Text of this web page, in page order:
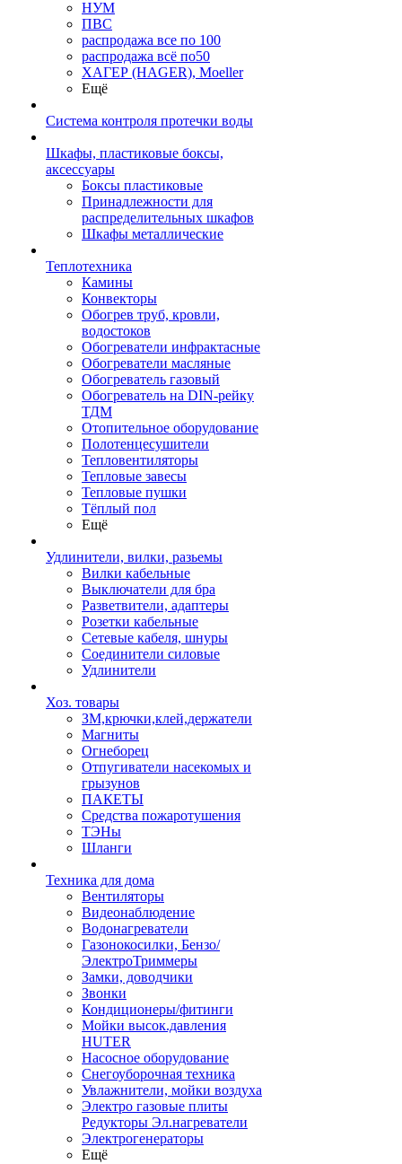
НУМ
ПВС
распродажа все по 100
распродажа всё по50
ХАГЕР (HAGER), Moeller
Ещё
Система контроля протечки воды
Шкафы, пластиковые боксы,
аксессуары
Боксы пластиковые
Принадлежности для
распределительных шкафов
Шкафы металлические
Теплотехника
Камины
Конвекторы
Обогрев труб, кровли,
водостоков
Обогреватели инфрактасные
Обогреватели масляные
Обогреватель газовый
Обогреватель на DIN-рейку
ТДМ
Отопительное оборудование
Полотенцесушители
Тепловентиляторы
Тепловые завесы
Тепловые пушки
Тёплый пол
Ещё
Удлинители, вилки, разьемы
Вилки кабельные
Выключатели для бра
Разветвители, адаптеры
Розетки кабельные
Сетевые кабеля, шнуры
Соединители силовые
Удлинители
Хоз. товары
ЗМ,крючки,клей,держатели
Магниты
Огнеборец
Отпугиватели насекомых и
грызунов
ПАКЕТЫ
Средства пожаротушения
ТЭНы
Шланги
Техника для дома
Вентиляторы
Видеонаблюдение
Водонагреватели
Газонокосилки, Бензо/
ЭлектроТриммеры
Замки, доводчики
Звонки
Кондиционеры/фитинги
Мойки высок.давления
HUTER
Насосное оборудование
Снегоуборочная техника
Увлажнители, мойки воздуха
Электро газовые плиты
Редукторы Эл.нагреватели
Электрогенераторы
Ещё